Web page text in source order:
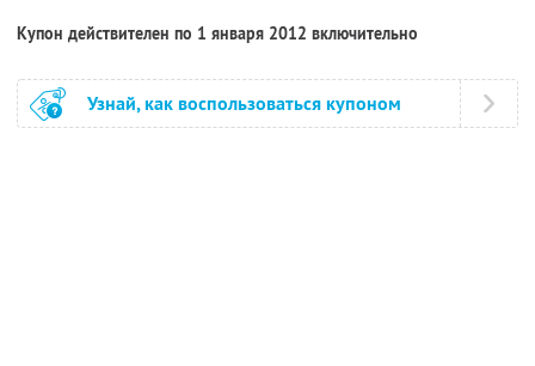
Купон действителен по 1 января 2012 включительно
Узнай, как воспользоваться купоном